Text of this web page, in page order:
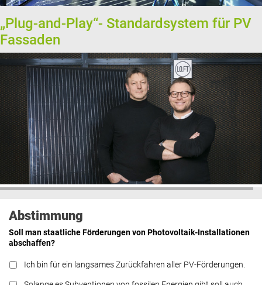
„Plug-and-Play“- Standardsystem für PV
Fassaden
Abstimmung
Soll man staatliche Förderungen von Photovoltaik-Installationen
abschaffen?
Ich bin für ein langsames Zurückfahren aller PV-Förderungen.